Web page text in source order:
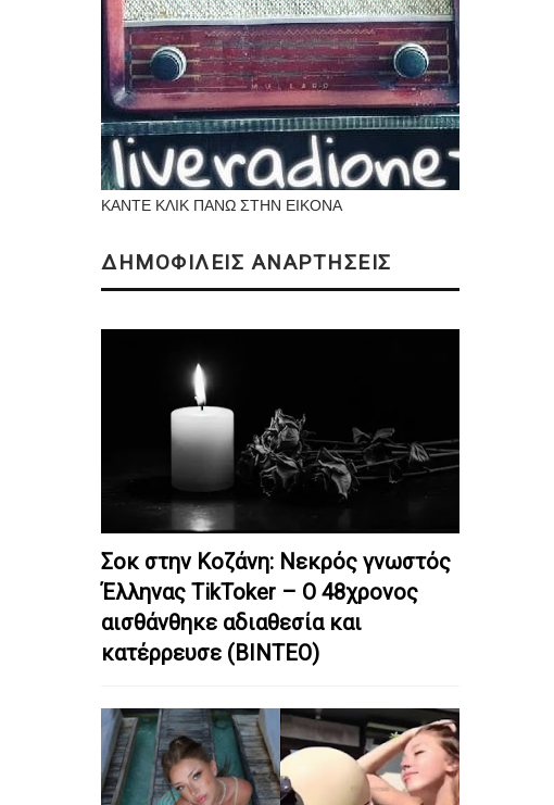
ΚΑΝΤΕ ΚΛΙΚ ΠΑΝΩ ΣΤΗΝ ΕΙΚΟΝΑ
ΔΗΜΟΦΙΛΕΙΣ ΑΝΑΡΤΗΣΕΙΣ
Σοκ στην Κοζάνη: Nεκρός γνωστός
Έλληνας TikToker – Ο 48χρονος
αισθάνθηκε αδιαθεσία και
κατέρρευσε (ΒΙΝΤΕΟ)